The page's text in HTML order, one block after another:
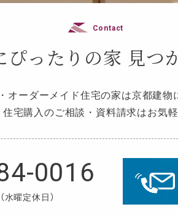
Contact
ぴったりの家 見つ
オーダーメイド住宅の家は京都建物
宅購入のご相談・資料請求はお気
0016
曜定休日）